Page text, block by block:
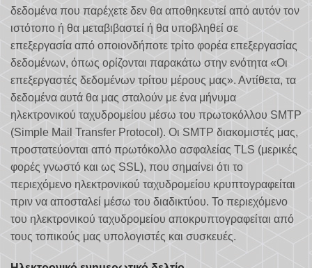
δεδομένα που παρέχετε δεν θα αποθηκευτεί από αυτόν τον
ιστότοπο ή θα μεταβιβαστεί ή θα υποβληθεί σε
επεξεργασία από οποιονδήποτε τρίτο φορέα επεξεργασίας
δεδομένων, όπως ορίζονται παρακάτω στην ενότητα «Οι
επεξεργαστές δεδομένων τρίτου μέρους μας». Αντίθετα, τα
δεδομένα αυτά θα μας σταλούν με ένα μήνυμα
ηλεκτρονικού ταχυδρομείου μέσω του πρωτοκόλλου SMTP
(Simple Mail Transfer Protocol). Οι SMTP διακομιστές μας,
προστατεύονται από πρωτόκολλο ασφαλείας TLS (μερικές
φορές γνωστό και ως SSL), που σημαίνει ότι το
περιεχόμενο ηλεκτρονικού ταχυδρομείου κρυπτογραφείται
πριν να αποσταλεί μέσω του διαδικτύου. Το περιεχόμενο
του ηλεκτρονικού ταχυδρομείου αποκρυπτογραφείται από
τους τοπικούς μας υπολογιστές και συσκευές.